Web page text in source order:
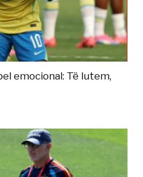
emocional: Të lutem,